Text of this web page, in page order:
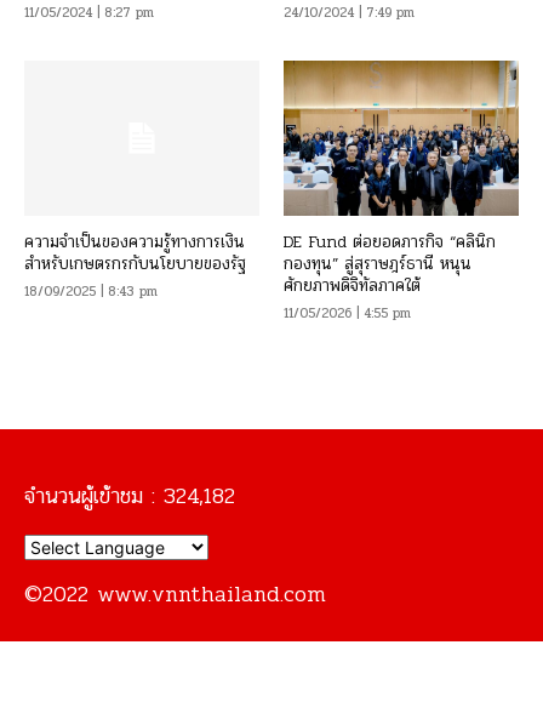
11/05/2024 | 8:27 pm 24/10/2024 | 7:49 pm
ความจำเป็นของความรู้ทางการเงิน
สำหรับเกษตรกรกับนโยบายของรัฐ
18/09/2025 | 8:43 pm
DE Fund ต่อยอดภารกิจ “คลินิก
กองทุน” สู่สุราษฎร์ธานี หนุน
ศักยภาพดิจิทัลภาคใต้
11/05/2026 | 4:55 pm
จำนวนผู้เข้าชม : 324,182
©2022 www.vnnthailand.com